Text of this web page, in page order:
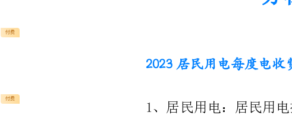
付费
付费